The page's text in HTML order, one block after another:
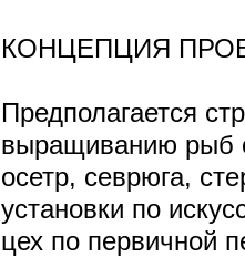
КОНЦЕПЦИЯ
Предполагается
выращиванию рыб
осетр, севрюга,
установки по
цех по первичной